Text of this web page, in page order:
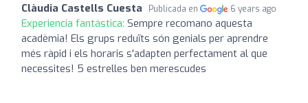
Clàudia Castells Cuesta Publicada en 6 years ago
Experiencia fantástica: Sempre recomano aquesta
acadèmia! Els grups reduïts són genials per aprendre
més ràpid i els horaris s'adapten perfectament al que
necessites! 5 estrelles ben merescudes